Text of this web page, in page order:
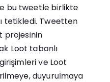
bu tweetle birlikte
tetikledi. Tweetten
projesinin
Loot tabanlı
ve Loot
duyurulmaya